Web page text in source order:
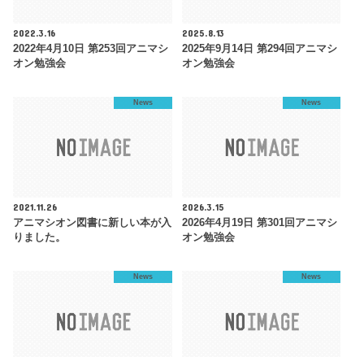
2022.3.16
2022年4月10日 第253回アニマシ
オン勉強会
2025.8.13
2025年9月14日 第294回アニマシ
オン勉強会
News
2021.11.26
アニマシオン図書に新しい本が入
りました。
News
2026.3.15
2026年4月19日 第301回アニマシ
オン勉強会
News News